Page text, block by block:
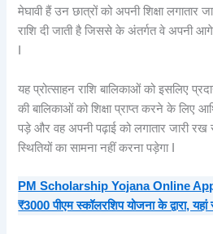
मेघावी हैं उन छात्रों को अपनी शिक्षा लगातार
राशि दी जाती है जिससे के अंतर्गत वे अपनी
यह प्रोत्साहन राशि बालिकाओं को इसलिए
की बालिकाओं को शिक्षा प्राप्त करने के लिए
पड़े और वह अपनी पढ़ाई को लगातार जारी
स्थितियों का सामना नहीं करना पड़ेगा I
PM Scholarship Yojana Online
₹3000 पीएम स्कॉलरशिप योजना के द्वारा,